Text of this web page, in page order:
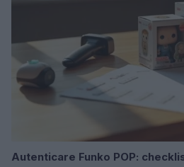
Autenticare Funko POP: